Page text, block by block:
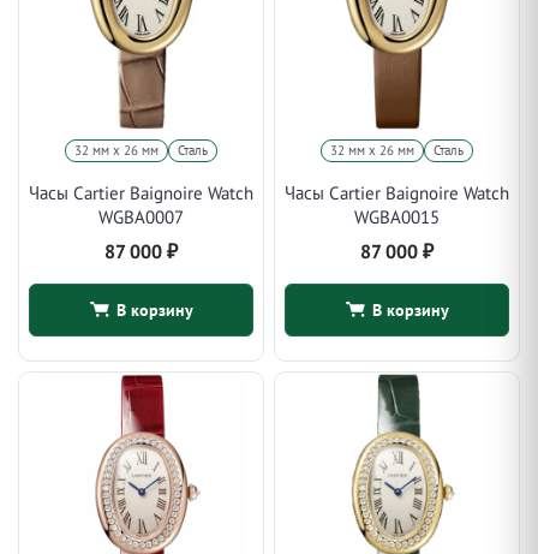
32 мм х 26 мм Сталь
Часы Cartier Baignoire Watch
WGBA0007
87 000 ₽
В корзину
32 мм х 26 мм Сталь
Часы Cartier Baignoire Watch
WGBA0015
87 000 ₽
В корзину